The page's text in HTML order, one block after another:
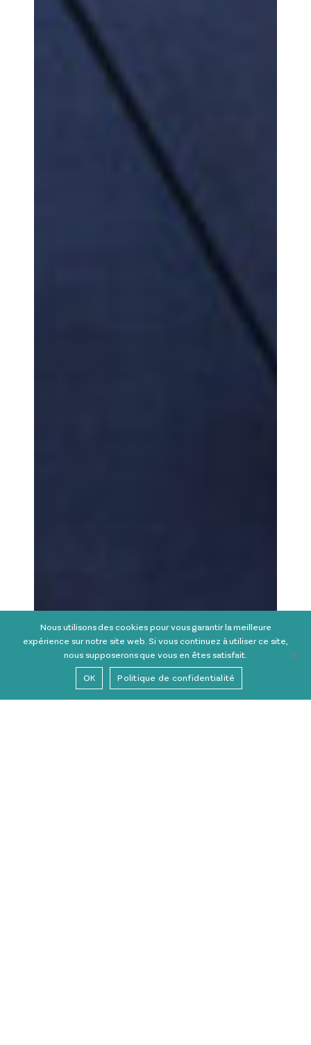
Nous utilisons des cookies pour vous garantir la meilleure
expérience sur notre site web. Si vous continuez à utiliser ce site,
nous supposerons que vous en êtes satisfait.
OK Politique de confidentialité